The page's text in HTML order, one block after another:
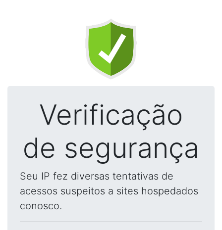
Verificação
de segurança
Seu IP fez diversas tentativas de
acessos suspeitos a sites hospedados
conosco.